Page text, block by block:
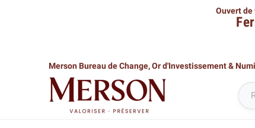
Ouvert de
Merson Bureau de Change, Or d'Investissement &